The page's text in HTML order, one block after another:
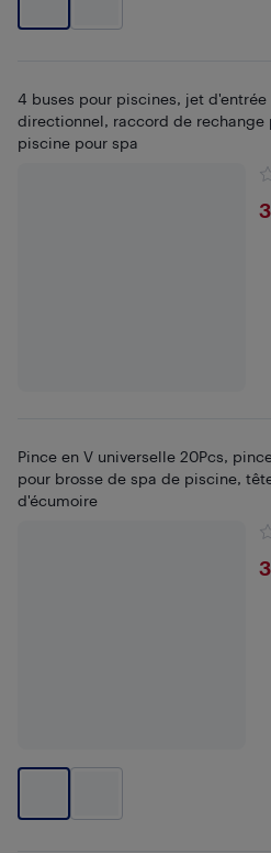
4 buses pour piscines, jet
directionnel, raccord de rechange
piscine pour spa
Pince en V universelle 20Pcs,
pour brosse de spa de piscine,
d'écumoire